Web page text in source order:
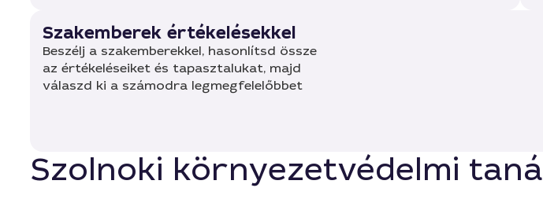
Szakemberek értékelésekkel
Beszélj a szakemberekkel, hasonlítsd össze
az értékeléseiket és tapasztalukat, majd
válaszd ki a számodra legmegfelelőbbet
Szolnoki környezetvédelmi